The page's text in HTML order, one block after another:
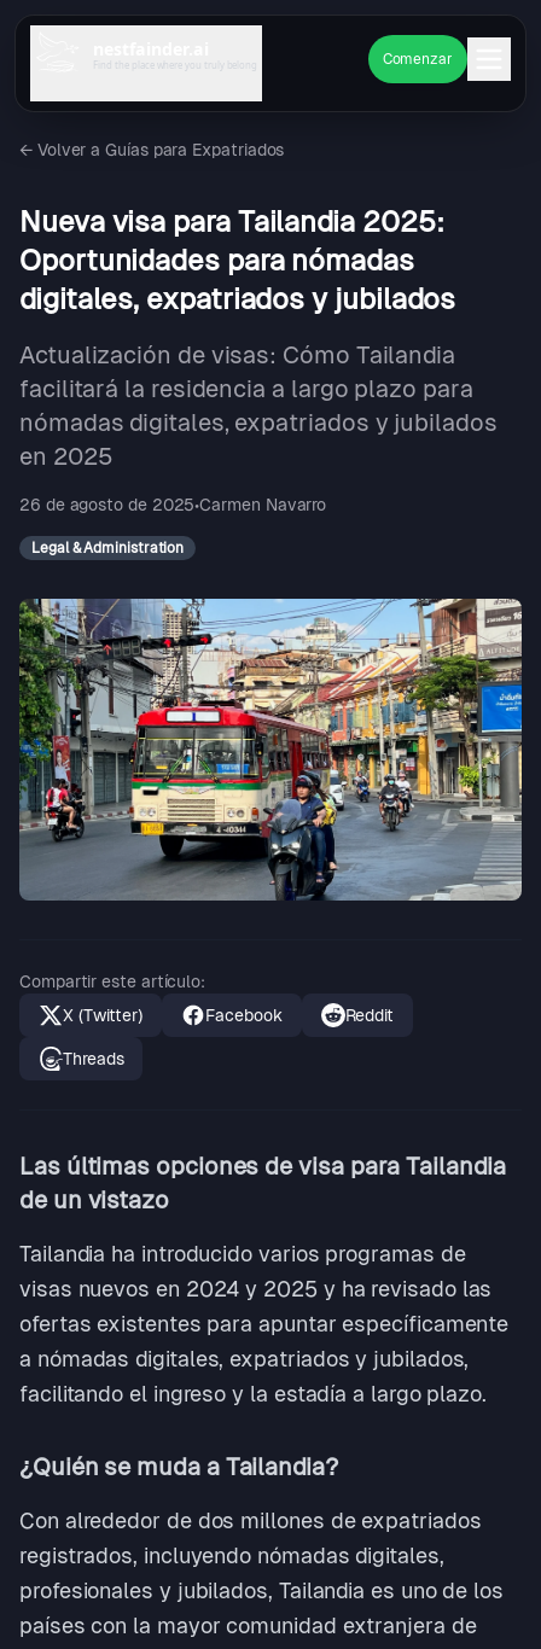
Find the place where you truly belong Comenzar
← Volver a Guías para Expatriados
Nueva visa para Tailandia 2025:
Oportunidades para nómadas
digitales, expatriados y jubilados
Actualización de visas: Cómo Tailandia
facilitará la residencia a largo plazo para
nómadas digitales, expatriados y jubilados
en 2025
26 de agosto de 2025•Carmen Navarro
Legal & Administration
Compartir este artículo:
X (Twitter)
Facebook Reddit
Threads
Las últimas opciones de visa para Tailandia
de un vistazo
Tailandia ha introducido varios programas de
visas nuevos en 2024 y 2025 y ha revisado las
ofertas existentes para apuntar específicamente
a nómadas digitales, expatriados y jubilados,
facilitando el ingreso y la estadía a largo plazo.
¿Quién se muda a Tailandia?
Con alrededor de dos millones de expatriados
registrados, incluyendo nómadas digitales,
profesionales y jubilados, Tailandia es uno de los
países con la mayor comunidad extranjera de